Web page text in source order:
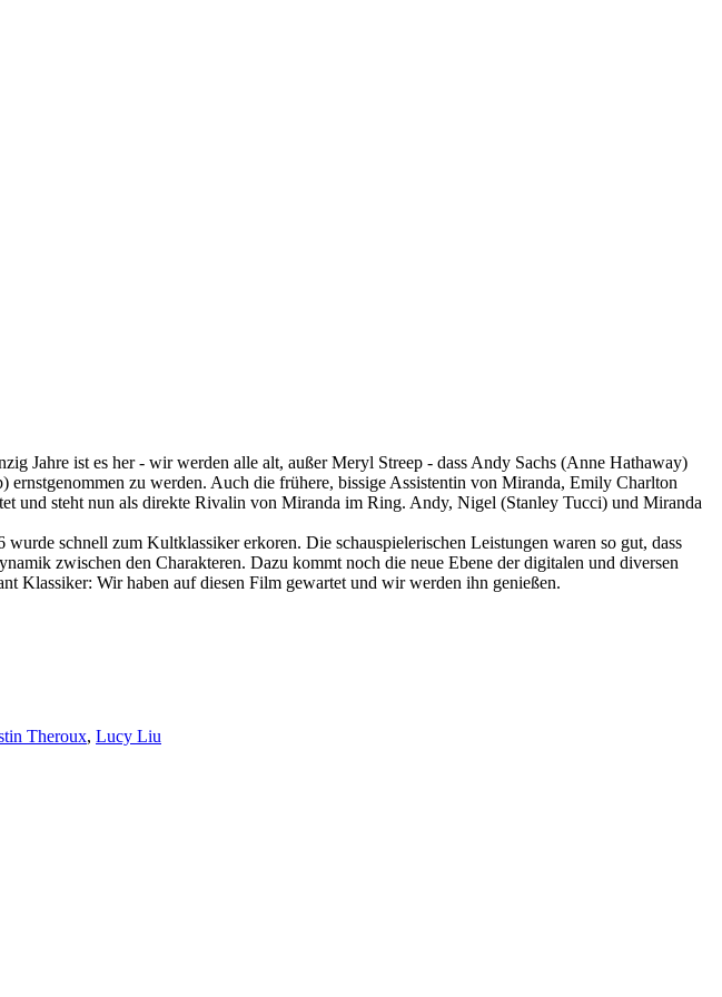
Jahre ist es her - wir werden alle alt, außer Meryl Streep - dass Andy Sachs (Anne Hathaway)
zu werden. Auch die frühere, bissige Assistentin von Miranda, Emily Charlton
und steht nun als direkte Rivalin von Miranda im Ring. Andy, Nigel (Stanley Tucci) und Miranda
schnell zum Kultklassiker erkoren. Die schauspielerischen Leistungen waren so gut, dass
zwischen den Charakteren. Dazu kommt noch die neue Ebene der digitalen und diversen
Klassiker: Wir haben auf diesen Film gewartet und wir werden ihn genießen.
Theroux, Lucy Liu